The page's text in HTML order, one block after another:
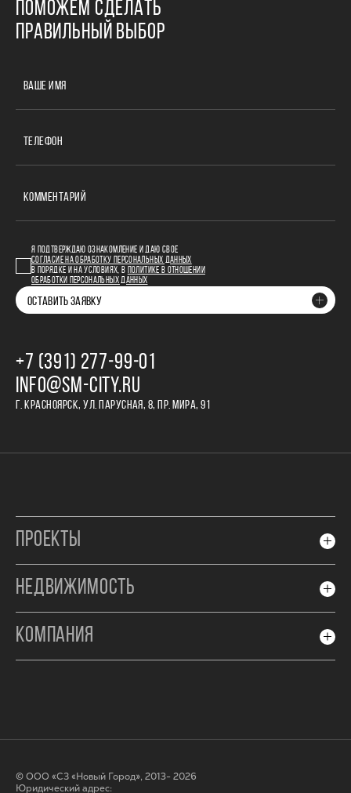
ПОМОЖЕМ СДЕЛАТЬ
ПРАВИЛЬНЫЙ ВЫБОР
ВАШЕ ИМЯ
ТЕЛЕФОН
КОММЕНТАРИЙ
Я ПОДТВЕРЖДАЮ ОЗНАКОМЛЕНИЕ И ДАЮ СВОЕ
СОГЛАСИЕ НА ОБРАБОТКУ ПЕРСОНАЛЬНЫХ ДАННЫХ
В ПОРЯДКЕ И НА УСЛОВИЯХ, В
ПОЛИТИКЕ В ОТНОШЕНИИ
ОБРАБОТКИ ПЕРСОНАЛЬНЫХ ДАННЫХ
ОСТАВИТЬ ЗАЯВКУ
+7 (391) 277‒99‒01
INFO@SM-CITY.RU
Г. КРАСНОЯРСК, УЛ. ПАРУСНАЯ, 8, ПР. МИРА, 91
ПРОЕКТЫ
НЕДВИЖИМОСТЬ
КОМПАНИЯ
© ООО «СЗ «Новый Город», 2013- 2026
Юридический адрес: